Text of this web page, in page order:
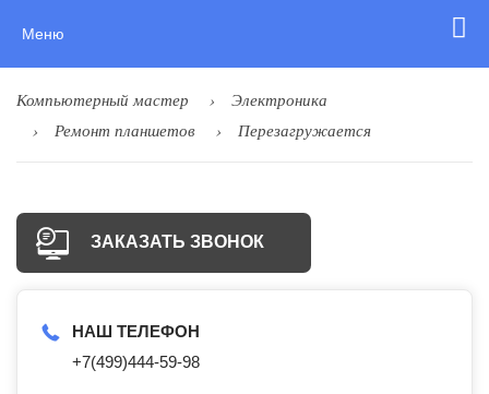
Меню
Компьютерный мастер
Электроника
Ремонт планшетов
Перезагружается
ЗАКАЗАТЬ ЗВОНОК
НАШ ТЕЛЕФОН
+7(499)444-59-98